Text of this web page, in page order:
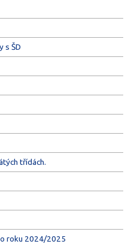
s ŠD
třídách.
roku 2024/2025